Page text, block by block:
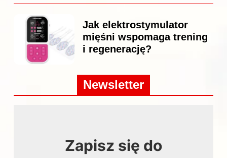
Jak elektrostymulator
mięśni wspomaga trening
i regenerację?
Newsletter
Zapisz się do